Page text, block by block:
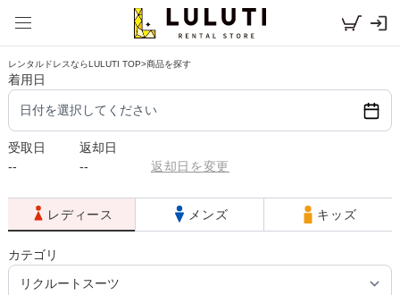
レンタルドレスならLULUTI TOP>商品を探す
着用日
日付を選択してください
受取日
--
返却日
--
返却日を変更
レディース メンズ キッズ
カテゴリ